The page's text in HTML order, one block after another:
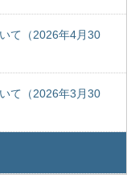
て（2026年4月30
て（2026年3月30